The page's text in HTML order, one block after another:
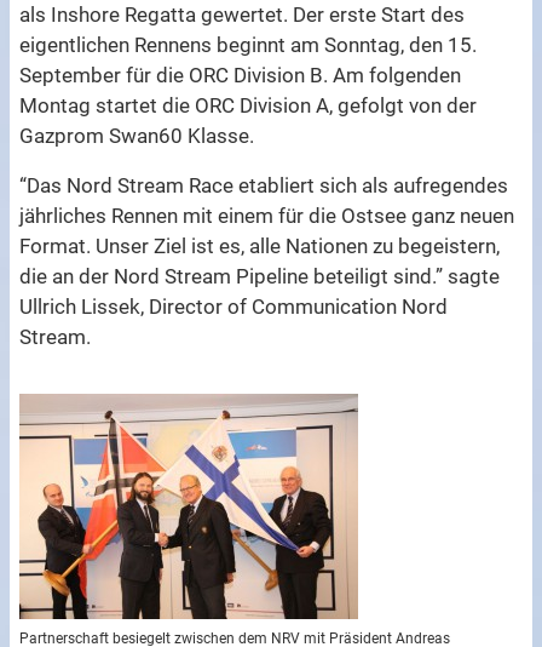
als Inshore Regatta gewertet. Der erste Start des
eigentlichen Rennens beginnt am Sonntag, den 15.
September für die ORC Division B. Am folgenden
Montag startet die ORC Division A, gefolgt von der
Gazprom Swan60 Klasse.
“Das Nord Stream Race etabliert sich als aufregendes
jährliches Rennen mit einem für die Ostsee ganz neuen
Format. Unser Ziel ist es, alle Nationen zu begeistern,
die an der Nord Stream Pipeline beteiligt sind.” sagte
Ullrich Lissek, Director of Communication Nord
Stream.
Partnerschaft besiegelt zwischen dem NRV mit Präsident Andreas